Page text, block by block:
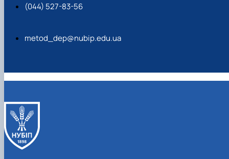
(044) 527-83-56
metod_dep@nubip.edu.ua